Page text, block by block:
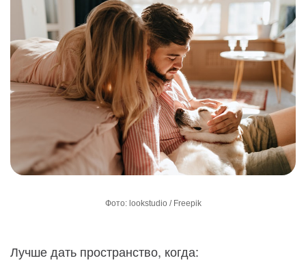
Фото: lookstudio / Freepik
Лучше дать пространство, когда: